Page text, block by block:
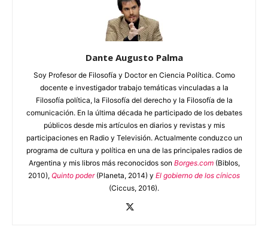
Dante Augusto Palma
Soy Profesor de Filosofía y Doctor en Ciencia Política. Como
docente e investigador trabajo temáticas vinculadas a la
Filosofía política, la Filosofía del derecho y la Filosofía de la
comunicación. En la última década he participado de los debates
públicos desde mis artículos en diarios y revistas y mis
participaciones en Radio y Televisión. Actualmente conduzco un
programa de cultura y política en una de las principales radios de
Argentina y mis libros más reconocidos son Borges.com(Biblos,
2010), Quinto poder(Planeta, 2014) y El gobierno de los cínicos
(Ciccus, 2016).